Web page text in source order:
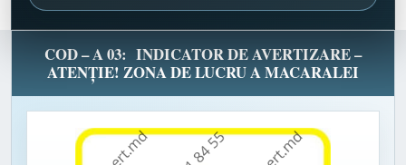
COD – A 03: INDICATOR DE AVERTIZARE –
ATENȚIE! ZONA DE LUCRU A MACARALEI